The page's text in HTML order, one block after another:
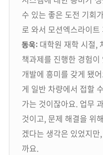
수 있는 좋은 도전 기회
로 와서 모션엑스라이
동욱: 대학원 재학 시절,
책과제를 진행한 경험
개발에 흥미를 갖게 됐
게 일반 차량에서 접할
가는 것이잖아요. 업무
것이고, 문제 해결을 위
겠다는 생각은 있었지
까요.